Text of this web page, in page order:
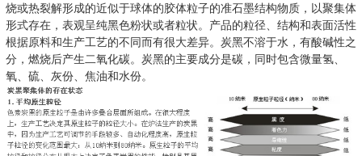
烧或热裂解形成的近似于球体的胶体粒子的准石墨结构物质，以聚集体
形式存在，表观呈纯黑色粉状或者粒状。产品的粒径、结构和表面活性
根据原料和生产工艺的不同而有很大差异。炭黑不溶于水，有酸碱性之
分，燃烧后产生二氧化碳。炭黑的主要成分是碳，同时包含微量氢、
氧、硫、灰份、焦油和水份。